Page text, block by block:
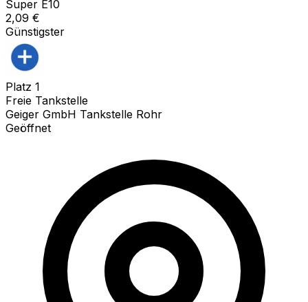
Super E10
2,09 €
Günstigster
Platz 1
Freie Tankstelle
Geiger GmbH Tankstelle Rohr
Geöffnet